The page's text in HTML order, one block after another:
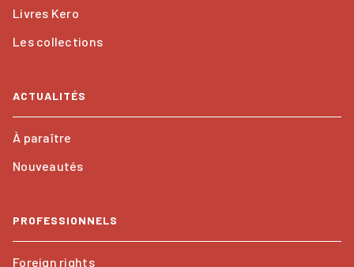
Livres Kero
Les collections
ACTUALITÉS
À paraître
Nouveautés
PROFESSIONNELS
Foreign rights